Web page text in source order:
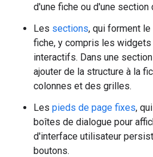
d'une fiche ou d'une section
Les sections, qui forment
fiche, y compris les
interactifs. Dans une
ajouter de la structure à la
colonnes et des grilles.
Les pieds de page fixes,
boîtes de dialogue pour
d'interface utilisateur
boutons.